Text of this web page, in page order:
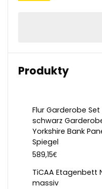
Produkty
Flur Garderobe Set
schwarz
Yorkshire Bank
Spiegel
589,15€
TiCAA Etagenbett
massiv